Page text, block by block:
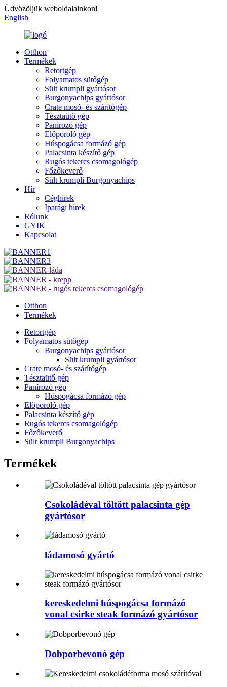
Üdvözöljük weboldalainkon!
English
Otthon
Termékek
Retortgép
Folyamatos sütőgép
Sült krumpli gyártósor
Burgonyachips gyártósor
Crate mosó- és szárítógép
Tésztaütő gép
Panírozó gép
Előporoló gép
Húspogácsa formázó gép
Palacsinta készítő gép
Rugós tekercs csomagológép
Főzőkeverő
Sült krumpli Burgonyachips
Hír
Céghírek
Iparági hírek
Rólunk
GYIK
Kapcsolat
Otthon
Termékek
Retortgép
Folyamatos sütőgép
Burgonyachips gyártósor
Sült krumpli gyártósor
Crate mosó- és szárítógép
Tésztaütő gép
Panírozó gép
Húspogácsa formázó gép
Előporoló gép
Palacsinta készítő gép
Rugós tekercs csomagológép
Főzőkeverő
Sült krumpli Burgonyachips
Termékek
Csokoládéval töltött palacsinta gép
gyártósor
ládamosó gyártó
kereskedelmi húspogácsa formázó
vonal csirke steak formázó gyártósor
Dobporbevonó gép